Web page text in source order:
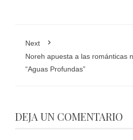
Next
Noreh apuesta a las románticas
“Aguas Profundas”
DEJA UN COMENTARIO